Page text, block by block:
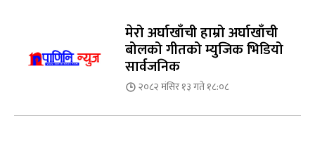
मेरो अर्घाखाँची हाम्रो अर्घाखाँची
बोलको गीतको म्युजिक भिडियो
सार्वजनिक
२०८२ मंसिर १३ गते १८:०८